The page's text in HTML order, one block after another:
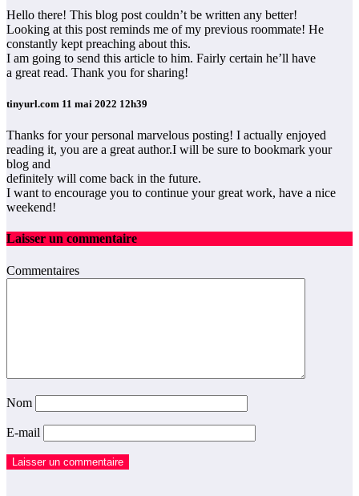
Hello there! This blog post couldn’t be written any better!
Looking at this post reminds me of my previous roommate! He
constantly kept preaching about this.
I am going to send this article to him. Fairly certain he’ll have
a great read. Thank you for sharing!
tinyurl.com 11 mai 2022 12h39
Thanks for your personal marvelous posting! I actually enjoyed
reading it, you are a great author.I will be sure to bookmark your
blog and
definitely will come back in the future.
I want to encourage you to continue your great work, have a nice
weekend!
Laisser un commentaire
Commentaires
Nom
E-mail